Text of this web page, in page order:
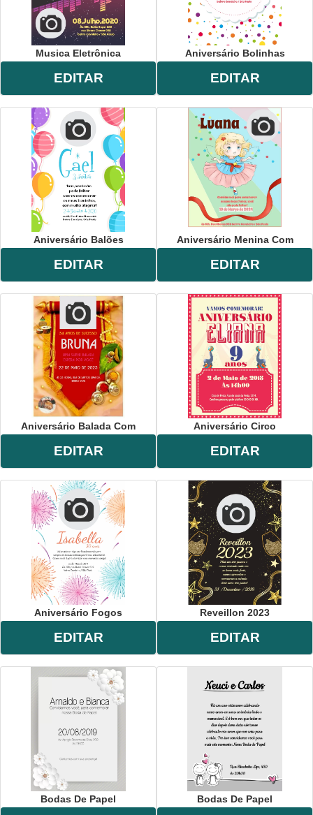
Musica Eletrônica
EDITAR
Aniversário Bolinhas
EDITAR
Aniversário Balões
EDITAR
Aniversário Menina Com
EDITAR
Aniversário Balada Com
EDITAR
Aniversário Circo
EDITAR
Aniversário Fogos
EDITAR
Reveillon 2023
EDITAR
Bodas De Papel Bodas De Papel